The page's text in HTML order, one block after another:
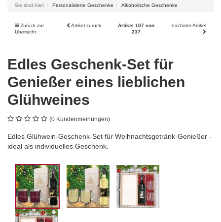
Sie sind hier: Personalisierte Geschenke Alkoholische Geschenke
Zurück zur
Übersicht
Artikel zurück
Artikel 107 von
237
nächster Artikel
Edles Geschenk-Set für
Genießer eines lieblichen
Glühweines
(0 Kundenmeinungen)
Edles Glühwein-Geschenk-Set für Weihnachtsgetränk-Genießer -
ideal als individuelles Geschenk.